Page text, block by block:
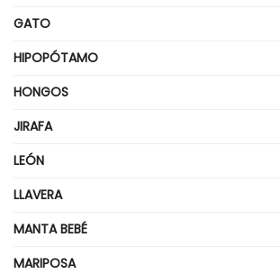
GATO
HIPOPÓTAMO
HONGOS
JIRAFA
LEÓN
LLAVERA
MANTA BEBÉ
MARIPOSA